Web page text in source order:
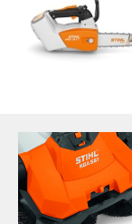
FACEM
NOCCIOLA
PELLENC